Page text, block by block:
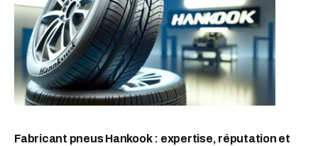
Fabricant pneus Hankook : expertise, réputation et